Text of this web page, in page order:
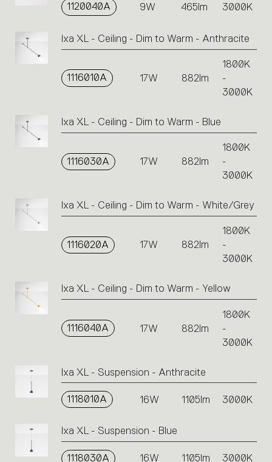
1120040A 9W 465lm 3000K
Ixa XL - Ceiling - Dim to Warm - Anthracite
1116010A 17W 882lm
1800K
-
3000K
Ixa XL - Ceiling - Dim to Warm - Blue
1116030A 17W 882lm
1800K
-
3000K
Ixa XL - Ceiling - Dim to Warm - White/Grey
1116020A 17W 882lm
1800K
-
3000K
Ixa XL - Ceiling - Dim to Warm - Yellow
1116040A 17W 882lm
1800K
-
3000K
Ixa XL - Suspension - Anthracite
1118010A 16W 1105lm 3000K
Ixa XL - Suspension - Blue
1118030A 16W 1105lm 3000K